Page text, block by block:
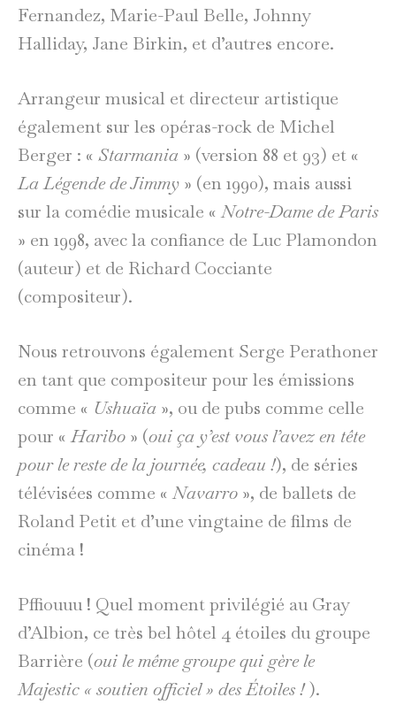
Fernandez, Marie-Paul Belle, Johnny
Halliday, Jane Birkin, et d’autres encore.
Arrangeur musical et directeur artistique
également sur les opéras-rock de Michel
Berger : « Starmania » (version 88 et 93) et «
La Légende de Jimmy » (en 1990), mais aussi
sur la comédie musicale «Notre-Dame de Paris
» en 1998, avec la confiance de Luc Plamondon
(auteur) et de Richard Cocciante
(compositeur).
Nous retrouvons également Serge Perathoner
en tant que compositeur pour les émissions
comme « Ushuaïa », ou de pubs comme celle
pour «Haribo » (oui ça y’est vous l’avez en tête
pour le reste de la journée, cadeau !), de séries
télévisées comme «Navarro », de ballets de
Roland Petit et d’une vingtaine de films de
cinéma !
Pffiouuu ! Quel moment privilégié au Gray
d’Albion, ce très bel hôtel 4 étoiles du groupe
Barrière (oui le même groupe qui gère le
Majestic « soutien officiel » des Étoiles !).